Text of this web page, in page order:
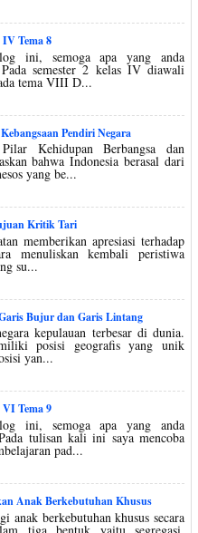
Tema 8
ini, semoga apa yang anda
semester 2 kelas IV diawali
tema VIII D...
Pendiri Negara
Kehidupan Berbangsa dan
bahwa Indonesia berasal dari
yang be...
Kritik Tari
memberikan apresiasi terhadap
menuliskan kembali peristiwa
su...
Bujur dan Garis Lintang
kepulauan terbesar di dunia.
posisi geografis yang unik
yan...
Tema 9
ini, semoga apa yang anda
tulisan kali ini saya mencoba
pad...
Anak Berkebutuhan Khusus
anak berkebutuhan khusus secara
tiga bentuk yaitu segregasi,